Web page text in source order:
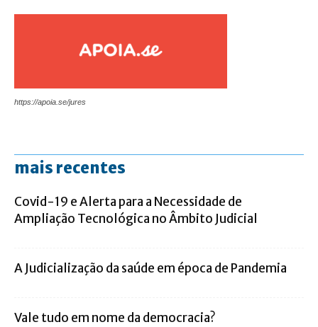
https://apoia.se/jures
mais recentes
Covid-19 e Alerta para a Necessidade de
Ampliação Tecnológica no Âmbito Judicial
A Judicialização da saúde em época de Pandemia
Vale tudo em nome da democracia?